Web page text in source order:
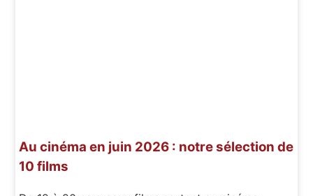
Au cinéma en juin 2026 : notre sélection de
10 films